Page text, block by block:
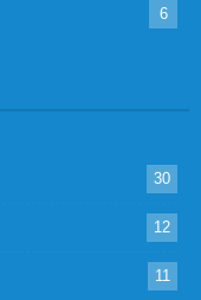
6
30
12
11